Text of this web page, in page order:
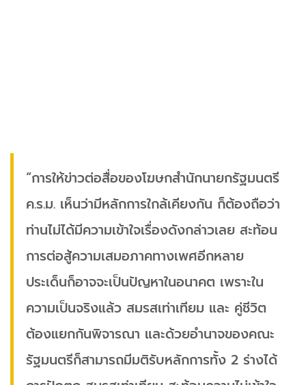
“การให้ข่าวต่อสื่อของโฆษกสำนักนายกรัฐมนตรี
ค.ร.ม. เห็นว่ามีหลักการใกล้เคียงกัน ก็ต้องถือว่า
ท่านไม่ได้มีความเข้าใจเรื่องดังกล่าวเลย สะท้อน
การต่อสู้ความเสมอภาคทางเพศอีกหลาย
ประเด็นก็อาจจะเป็นปัญหาในอนาคต เพราะใน
ความเป็นจริงแล้ว สมรสเท่าเทียม และ คู่ชีวิต
ต้องแยกกันพิจารณา และด้วยอำนาจของคณะ
รัฐมนตรีก็สามารถมีมติรับหลักการทั้ง 2 ร่างได้